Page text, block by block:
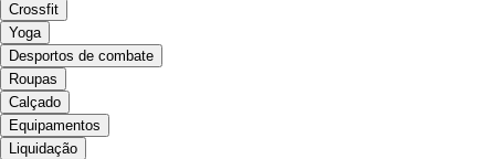
Crossfit
Yoga
Desportos de combate
Roupas
Calçado
Equipamentos
Liquidação